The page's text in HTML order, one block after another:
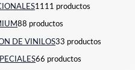
1111 productos
88 productos
DE VINILOS33 productos
66 productos